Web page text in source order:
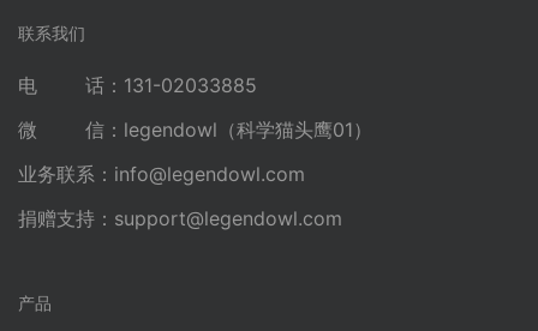
联系我们
电 话：131-02033885
微 信：legendowl（科学猫头鹰01）
业务联系： info@legendowl.com
捐赠支持： support@legendowl.com
产品